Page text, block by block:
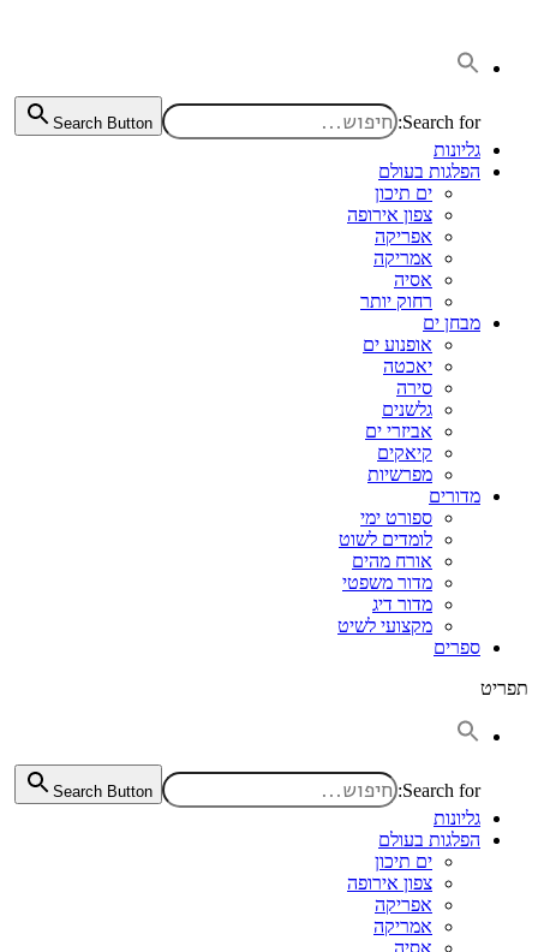
Search for:
Search Button
גליונות
הפלגות בעולם
ים תיכון
צפון אירופה
אפריקה
אמריקה
אסיה
רחוק יותר
מבחן ים
אופנוע ים
יאכטה
סירה
גלשנים
אביזרי ים
קיאקים
מפרשיות
מדורים
ספורט ימי
לומדים לשוט
אורח מהים
מדור משפטי
מדור דיג
מקצועי לשיט
ספרים
תפריט
Search for:
Search Button
גליונות
הפלגות בעולם
ים תיכון
צפון אירופה
אפריקה
אמריקה
אסיה